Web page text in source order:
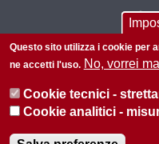
© 2026 Università di
P.I.
Questo sito utilizza i cookie per
ne accetti l'uso. No, vorrei
Cookie tecnici -
Cookie analitici -